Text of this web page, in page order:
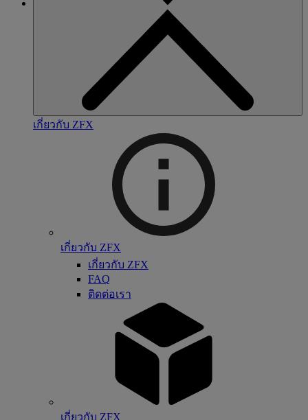
เกี่ยวกับ ZFX
เกี่ยวกับ ZFX
เกี่ยวกับ ZFX
FAQ
ติดต่อเรา
เกี่ยวกับ ZFX